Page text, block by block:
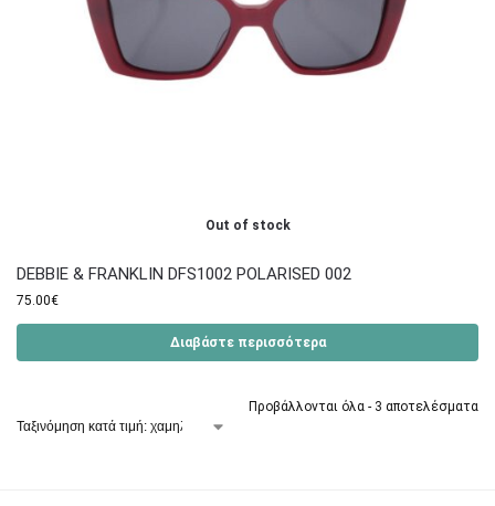
Out of stock
DEBBIE & FRANKLIN DFS1002 POLARISED 002
75.00€
Διαβάστε περισσότερα
Προβάλλονται όλα - 3 αποτελέσματα